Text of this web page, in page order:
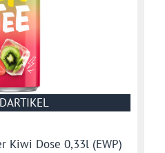
Kiwi Dose 0,33l (EWP)